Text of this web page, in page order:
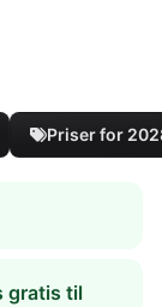
Priser for
gratis til